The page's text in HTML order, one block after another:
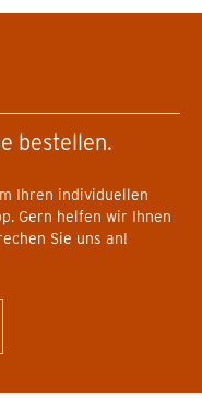
bestellen.
Ihren individuellen
Gern helfen wir Ihnen
Sie uns an!